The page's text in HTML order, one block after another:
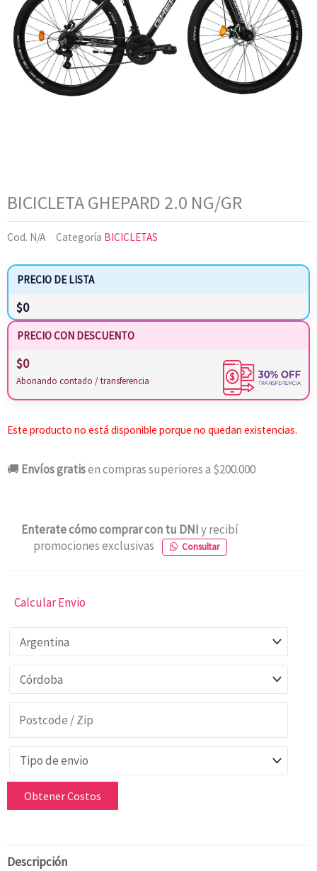
BICICLETA GHEPARD 2.0 NG/GR
Cod. N/A Categoría BICICLETAS
PRECIO DE LISTA
$0
PRECIO CON DESCUENTO
$0
Abonando contado / transferencia
Este producto no está disponible porque no quedan existencias.
🚚 Envíos gratisen compras superiores a $200.000
Enterate cómo comprar con tu DNIy recibí
promociones exclusivas
Consultar
Calcular Envio
Obtener Costos
Descripción